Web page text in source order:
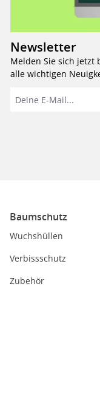
Newsletter
Melden Sie sich jetzt
alle wichtigen
Baumschutz
Wuchshüllen
Verbissschutz
Zubehör